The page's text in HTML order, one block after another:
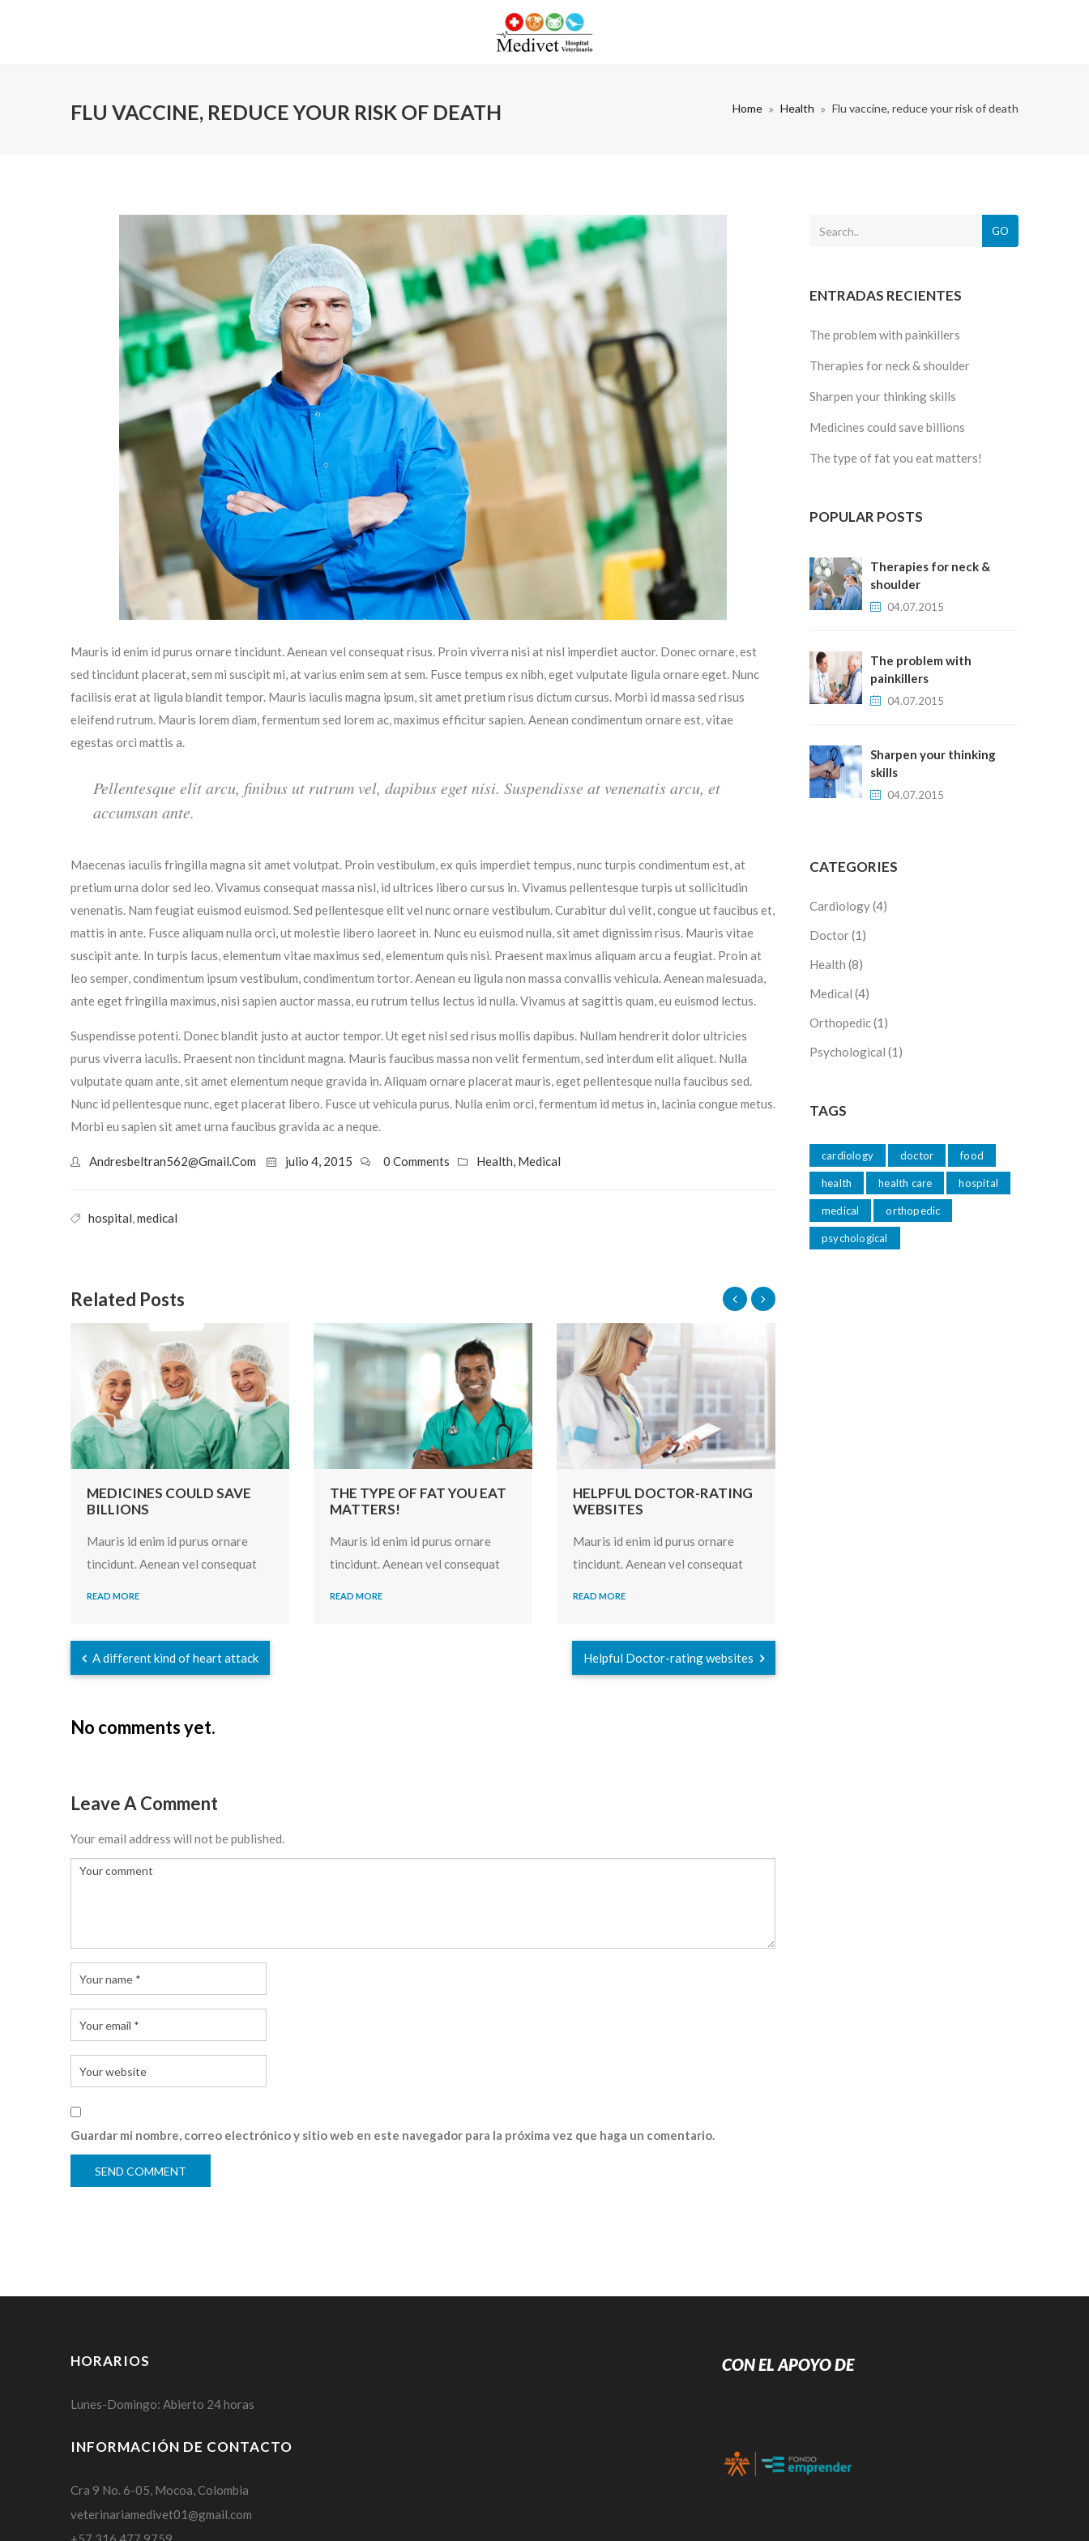
FLU VACCINE, REDUCE YOUR RISK OF DEATH Home Health Flu vaccine, reduce your risk of death
Mauris id enim id purus ornare tincidunt. Aenean vel consequat risus. Proin viverra nisi at nisl imperdiet auctor. Donec ornare, est
sed tincidunt placerat, sem mi suscipit mi, at varius enim sem at sem. Fusce tempus ex nibh, eget vulputate ligula ornare eget. Nunc
facilisis erat at ligula blandit tempor. Mauris iaculis magna ipsum, sit amet pretium risus dictum cursus. Morbi id massa sed risus
eleifend rutrum. Mauris lorem diam, fermentum sed lorem ac, maximus efficitur sapien. Aenean condimentum ornare est, vitae
egestas orci mattis a.
Pellentesque elit arcu, finibus ut rutrum vel, dapibus eget nisi. Suspendisse at venenatis arcu, et
accumsan ante.
Maecenas iaculis fringilla magna sit amet volutpat. Proin vestibulum, ex quis imperdiet tempus, nunc turpis condimentum est, at
pretium urna dolor sed leo. Vivamus consequat massa nisl, id ultrices libero cursus in. Vivamus pellentesque turpis ut sollicitudin
venenatis. Nam feugiat euismod euismod. Sed pellentesque elit vel nunc ornare vestibulum. Curabitur dui velit, congue ut faucibus et,
mattis in ante. Fusce aliquam nulla orci, ut molestie libero laoreet in. Nunc eu euismod nulla, sit amet dignissim risus. Mauris vitae
suscipit ante. In turpis lacus, elementum vitae maximus sed, elementum quis nisi. Praesent maximus aliquam arcu a feugiat. Proin at
leo semper, condimentum ipsum vestibulum, condimentum tortor. Aenean eu ligula non massa convallis vehicula. Aenean malesuada,
ante eget fringilla maximus, nisi sapien auctor massa, eu rutrum tellus lectus id nulla. Vivamus at sagittis quam, eu euismod lectus.
Suspendisse potenti. Donec blandit justo at auctor tempor. Ut eget nisl sed risus mollis dapibus. Nullam hendrerit dolor ultricies
purus viverra iaculis. Praesent non tincidunt magna. Mauris faucibus massa non velit fermentum, sed interdum elit aliquet. Nulla
vulputate quam ante, sit amet elementum neque gravida in. Aliquam ornare placerat mauris, eget pellentesque nulla faucibus sed.
Nunc id pellentesque nunc, eget placerat libero. Fusce ut vehicula purus. Nulla enim orci, fermentum id metus in, lacinia congue metus.
Morbi eu sapien sit amet urna faucibus gravida ac a neque.
Andresbeltran562@gmail.com julio 4, 2015 Health, Medical
0 Comments
hospital,medical
Related Posts
MEDICINES COULD SAVE
BILLIONS
Mauris id enim id purus ornare
tincidunt. Aenean vel consequat
READ MORE
THE TYPE OF FAT YOU EAT
MATTERS!
Mauris id enim id purus ornare
tincidunt. Aenean vel consequat
READ MORE
HELPFUL DOCTOR-RATING
WEBSITES
Mauris id enim id purus ornare
tincidunt. Aenean vel consequat
READ MORE
A different kind of heart attack Helpful Doctor-rating websites
No comments yet.
Leave A Comment
Your email address will not be published.
Guardar mi nombre, correo electrónico y sitio web en este navegador para la próxima vez que haga un comentario.
GO
ENTRADAS RECIENTES
The problem with painkillers
Therapies for neck & shoulder
Sharpen your thinking skills
Medicines could save billions
The type of fat you eat matters!
POPULAR POSTS
Therapies for neck &
shoulder
04.07.2015
The problem with
painkillers
04.07.2015
Sharpen your thinking
skills
04.07.2015
CATEGORIES
Cardiology(4)
Doctor(1)
Health (8)
Medical (4)
Orthopedic(1)
Psychological (1)
TAGS
cardiology doctor food
health health care hospital
medical orthopedic
psychological
HORARIOS
Lunes-Domingo: Abierto 24 horas
INFORMACIÓN DE CONTACTO
Cra 9 No. 6-05, Mocoa, Colombia
veterinariamedivet01@gmail.com
CON EL APOYO DE